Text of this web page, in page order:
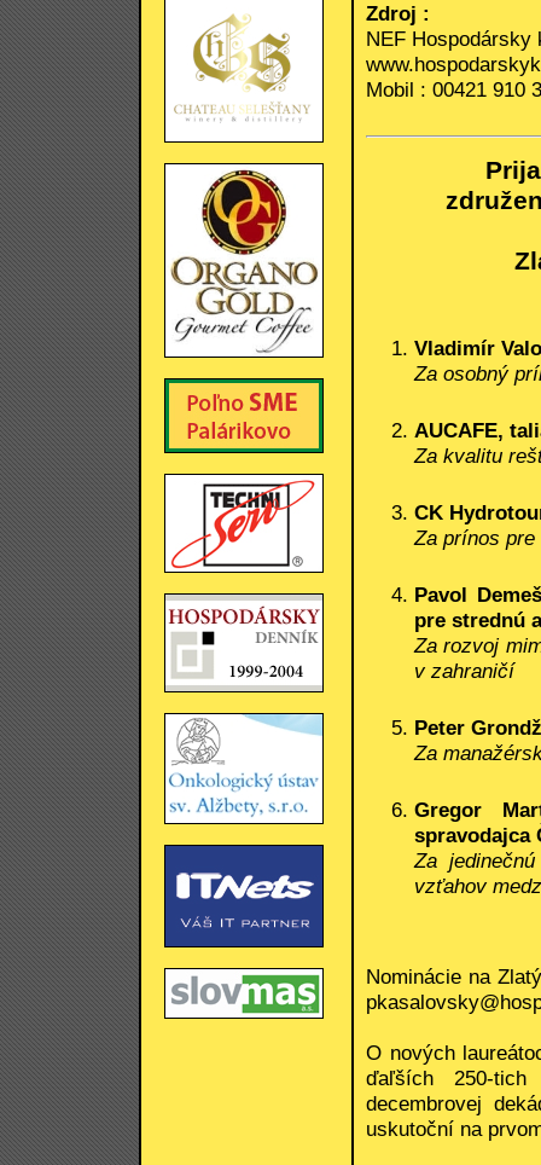
Zdroj :
NEF Hospodársky
Mobil : 00421 910
Vladimír
Za osobný
AUCAFE,
Za kvalitu
CK
Za prínos
Pavol
pre strednú
Za rozvoj
v zahraničí
Peter
Za
Gregor
spravodajca
Za
vzťahov
Nominácie na
O nových
ďaľších 250-
decembrovej
uskutoční na